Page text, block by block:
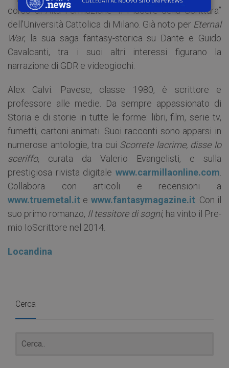
corso di Alta Formazione “Il Piacere della Scrittu­ra”
dell’Università Cattolica di Milano. Già noto per Eternal
War, la sua saga fantasy-storica su Dante e Guido
Cavalcanti, tra i suoi altri interessi figurano la
narrazione di GDR e videogiochi.
Alex Calvi. Pavese, classe 1980, è scrittore e
professore alle medie. Da sempre appassionato di
Storia e di storie in tutte le forme: libri, film, serie tv,
fumetti, cartoni animati. Suoi racconti sono apparsi in
numerose antologie, tra cui Scorrete lacrime, disse lo
sceriffo, curata da Valerio Evangelisti, e sulla
prestigiosa rivista digitale www.carmillaonline.com
Collabora con articoli e recensioni a
www.truemetal.it e www.fantasymagazine.it . Con il
suo primo romanzo, Il tessitore di sogni, ha vinto il Pre­
mio IoScrittore nel 2014.
Locandina
Cerca